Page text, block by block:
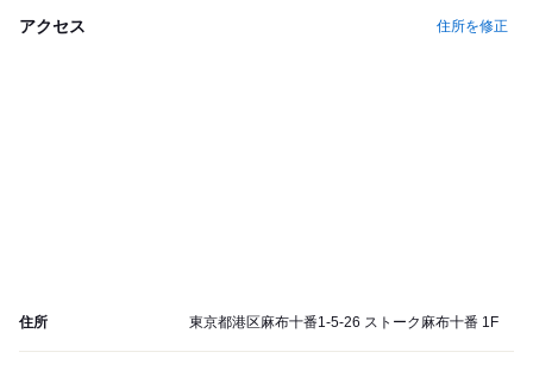
アクセス 住所を修正
住所 東京都港区麻布十番1-5-26 ストーク麻布十番 1F